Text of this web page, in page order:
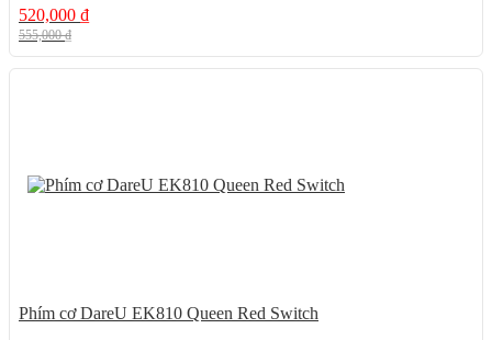
520,000 ₫
555,000₫
Phím cơ DareU EK810 Queen Red Switch